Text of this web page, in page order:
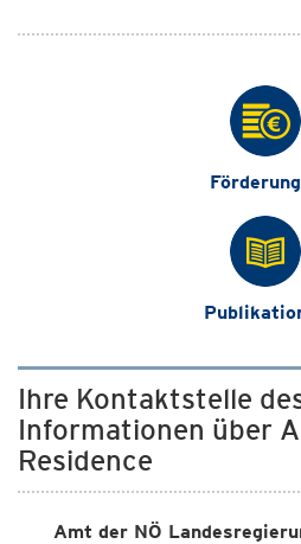
Ihre Kontaktstelle
Informationen über
Residence
Amt der NÖ